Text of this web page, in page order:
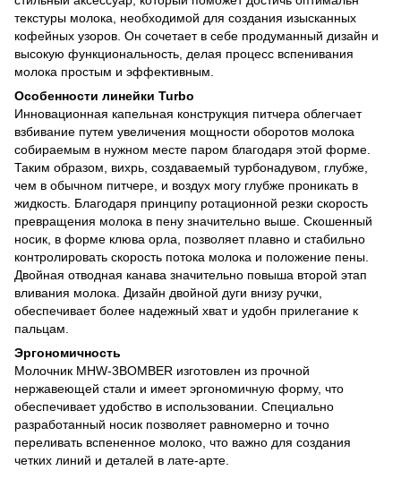
текстуры молока, необходимой для создания изысканных
кофейных узоров. Он сочетает в себе продуманный дизайн и
высокую функциональность, делая процесс вспенивания
молока простым и эффективным.
Особенности линейки Turbo
Инновационная капельная конструкция питчера облегчает
взбивание путем увеличения мощности оборотов молока
собираемым в нужном месте паром благодаря этой форме.
Таким образом, вихрь, создаваемый турбонадувом, глубже,
чем в обычном питчере, и воздух могу глубже проникать в
жидкость. Благодаря принципу ротационной резки скорость
превращения молока в пену значительно выше. Скошенный
носик, в форме клюва орла, позволяет плавно и стабильно
контролировать скорость потока молока и положение пены.
Двойная отводная канава значительно повыша второй этап
вливания молока. Дизайн двойной дуги внизу ручки,
обеспечивает более надежный хват и удобн прилегание к
пальцам.
Эргономичность
Молочник MHW-3BOMBER изготовлен из прочной
нержавеющей стали и имеет эргономичную форму, что
обеспечивает удобство в использовании. Специально
разработанный носик позволяет равномерно и точно
переливать вспененное молоко, что важно для создания
четких линий и деталей в лате-арте.